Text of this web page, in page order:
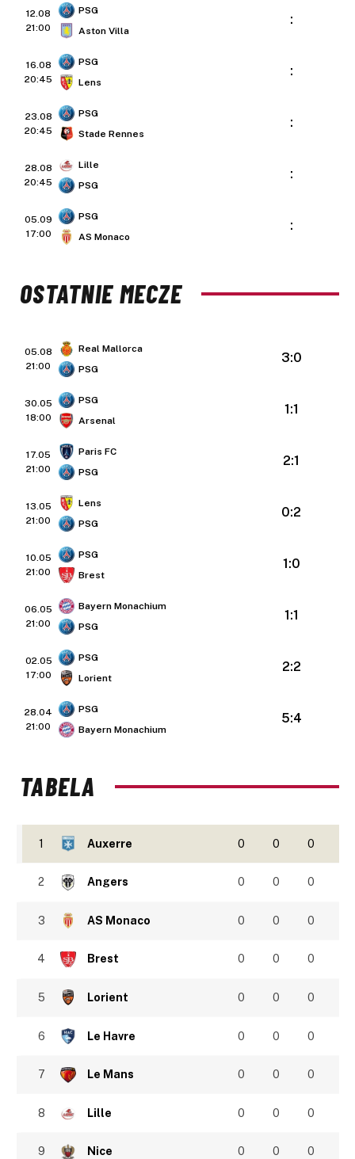
12.08
21:00
PSG
Aston Villa
:
16.08
20:45
PSG
Lens
:
23.08
20:45
PSG
Stade Rennes
:
28.08
20:45
Lille
PSG
:
05.09
17:00
PSG
AS Monaco
:
OSTATNIE MECZE
05.08
21:00
Real Mallorca
PSG
3:0
30.05
18:00
PSG
Arsenal
1:1
17.05
21:00
Paris FC
PSG
2:1
13.05
21:00
Lens
PSG
0:2
10.05
21:00
PSG
Brest
1:0
06.05
21:00
Bayern Monachium
PSG
1:1
02.05
17:00
PSG
Lorient
2:2
28.04
21:00
PSG
Bayern Monachium
5:4
TABELA
1 Auxerre 0 0 0
2 Angers 0 0 0
3 AS Monaco 0 0 0
4 Brest 0 0 0
5 Lorient 0 0 0
6 Le Havre 0 0 0
7 Le Mans 0 0 0
8 Lille 0 0 0
9 Nice 0 0 0